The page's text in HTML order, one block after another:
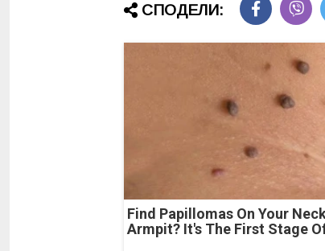
СПОДЕЛИ:
Find Papillomas On Your
Armpit? It's The First Stage